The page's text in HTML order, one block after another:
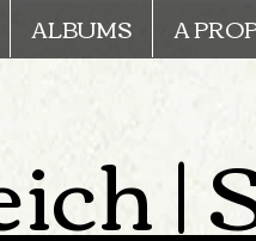
ALBUMS A
|